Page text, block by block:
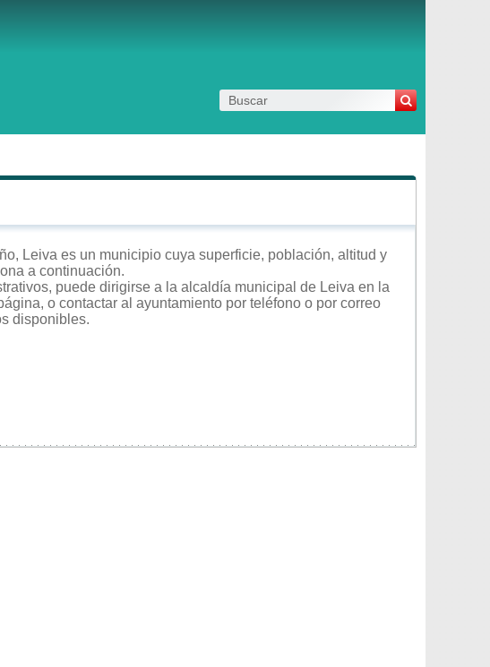
Leiva es un municipio cuya superficie, población, altitud y
a continuación.
puede dirigirse a la alcaldía municipal de Leiva en la
o contactar al ayuntamiento por teléfono o por correo
disponibles.